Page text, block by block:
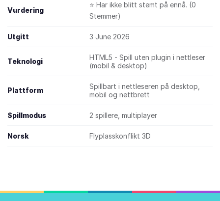
Vurdering
⭐ Har ikke blitt stemt på ennå. (0
Stemmer)
Utgitt 3 June 2026
Teknologi
HTML5 - Spill uten plugin i nettleser
(mobil & desktop)
Plattform
Spillbart i nettleseren på desktop,
mobil og nettbrett
Spillmodus 2 spillere, multiplayer
Norsk Flyplasskonflikt 3D